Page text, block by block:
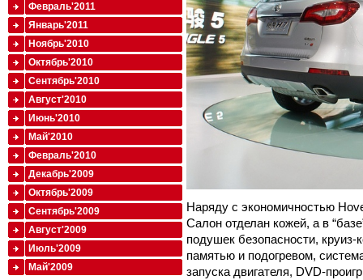
Наряду с экономичностью
Салон отделан кожей, а в
подушек безопасности, круиз-
памятью и подогревом,
запуска двигателя, DVD-
Февраль'2011
Январь'2011
Ноябрь'2010
Октябрь'2010
Сентябрь'2010
Август'2010
Июнь'2010
Май'2010
Февраль'2010
Декабрь'2009
Октябрь'2009
Сентябрь'2009
Август'2009
Июль'2009
Май'2009